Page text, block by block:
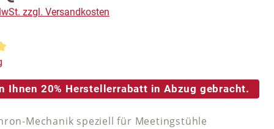
zzgl. Versandkosten
Bewertung von 5 von 5 Sternen
Ihnen 20% Herstellerrabatt in Abzug gebracht.
Mechanik speziell für Meetingstühle